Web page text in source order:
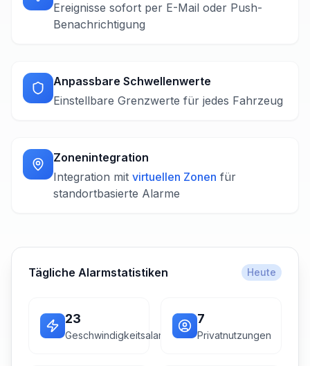
Ereignisse sofort per E-Mail oder Push-
Benachrichtigung
Anpassbare Schwellenwerte
Einstellbare Grenzwerte für jedes Fahrzeug
Zonenintegration
Integration mit virtuellen Zonen für
standortbasierte Alarme
Tägliche Alarmstatistiken Heute
23
Geschwindigkeitsalarme
7
Privatnutzungen